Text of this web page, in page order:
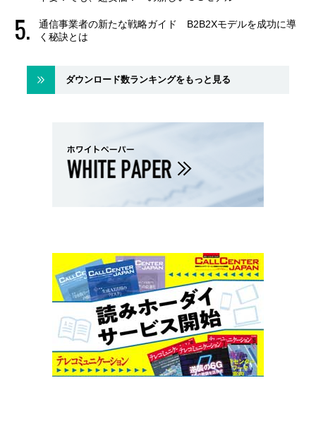
通信事業者の新たな戦略ガイド B2B2Xモデルを成功に導
く秘訣とは
ダウンロード数ランキングをもっと見る